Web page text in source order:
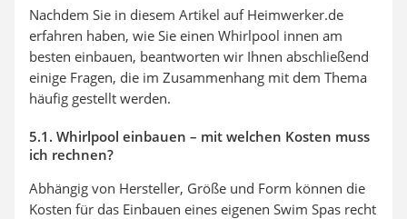
Nachdem Sie in diesem Artikel auf Heimwerker.de
erfahren haben, wie Sie einen Whirlpool innen am
besten einbauen, beantworten wir Ihnen abschließend
einige Fragen, die im Zusammenhang mit dem Thema
häufig gestellt werden.
5.1. Whirlpool einbauen – mit welchen Kosten muss
ich rechnen?
Abhängig von Hersteller, Größe und Form können die
Kosten für das Einbauen eines eigenen Swim Spas recht